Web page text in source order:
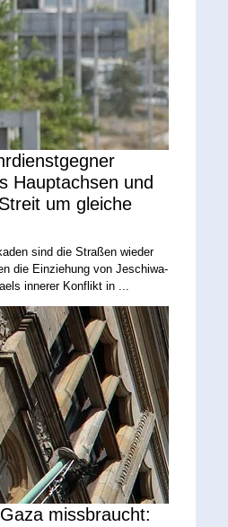
Hauptachsen und
um gleiche
sind die Straßen wieder
die Einziehung von Jeschiwa-
innerer Konflikt in ...
missbraucht: